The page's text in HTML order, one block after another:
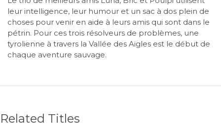
leur intelligence, leur humour et un sac à dos plein de
choses pour venir en aide à leurs amis qui sont dans le
pétrin. Pour ces trois résolveurs de problèmes, une
tyrolienne à travers la Vallée des Aigles est le début de
chaque aventure sauvage.
Related Titles